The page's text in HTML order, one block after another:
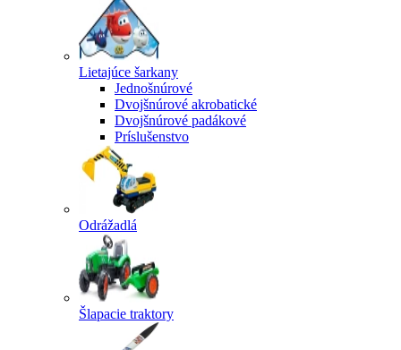
Lietajúce šarkany
Jednošnúrové
Dvojšnúrové akrobatické
Dvojšnúrové padákové
Príslušenstvo
Odrážadlá
Šlapacie traktory